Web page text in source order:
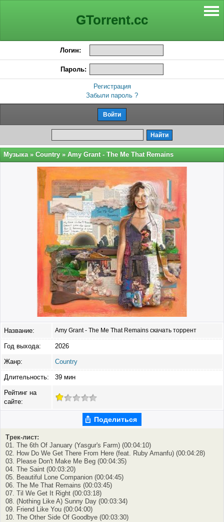
GTorrent.cc
Логин:
Пароль:
Регистрация
Забыли пароль ?
Музыка » Country » Amy Grant - The Me That Remains
Название: Amy Grant - The Me That Remains скачать торрент
Год выхода: 2026
Жанр: Country
Длительность: 39 мин
Рейтинг на
сайте:
Поделиться
Трек-лист:
01. The 6th Of January (Yasgur's Farm) (00:04:10)
02. How Do We Get There From Here (feat. Ruby Amanfu) (00:04:28)
03. Please Don't Make Me Beg (00:04:35)
04. The Saint (00:03:20)
05. Beautiful Lone Companion (00:04:45)
06. The Me That Remains (00:03:45)
07. Til We Get It Right (00:03:18)
08. (Nothing Like A) Sunny Day (00:03:34)
09. Friend Like You (00:04:00)
10. The Other Side Of Goodbye (00:03:30)